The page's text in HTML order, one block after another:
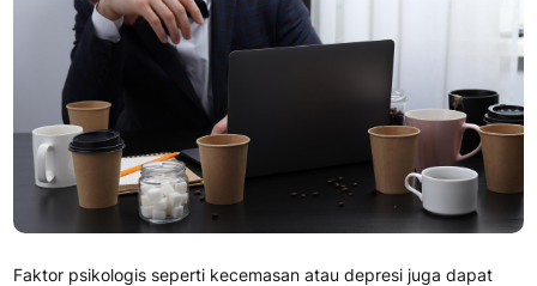
Faktor psikologis seperti kecemasan atau depresi juga dapat